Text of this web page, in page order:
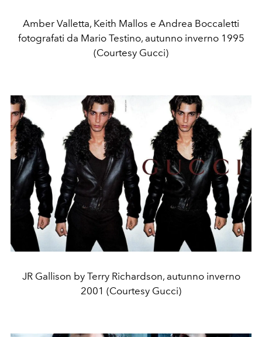
Amber Valletta, Keith Mallos e Andrea Boccaletti
fotografati da Mario Testino, autunno inverno 1995
(Courtesy Gucci)
JR Gallison by Terry Richardson, autunno inverno
2001 (Courtesy Gucci)